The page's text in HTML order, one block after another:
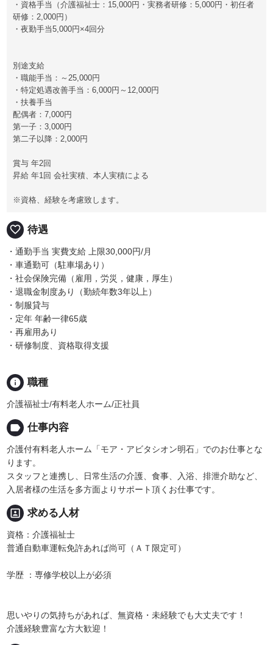
・資格手当（介護福祉士：15,000円・実務者研修：5,000円・初任者
研修：2,000円）
・夜勤手当5,000円×4回分
別途支給
・職能手当：～25,000円
・特定処遇改善手当：6,000円～12,000円
・扶養手当
配偶者：7,000円
第一子：3,000円
第二子以降：2,000円
賞与 年2回
昇給 年1回 会社実積、本人実積による
※資格、経験を考慮致します。
favorite_border 待遇
・通勤手当 実費支給 上限30,000円/月
・車通勤可（駐車場あり）
・社会保険完備（雇用，労災，健康，厚生）
・退職金制度あり（勤続年数3年以上）
・制服貸与
・定年 年齢一律65歳
・再雇用あり
・研修制度、資格取得支援
info 職種
介護福祉士/有料老人ホーム/正社員
label 仕事内容
介護付有料老人ホーム「モア・アビタシオン明石」でのお仕事とな
ります。
スタッフと連携し、日常生活の介護、食事、入浴、排泄介助など、
入居者様の生活を多方面よりサポート頂くお仕事です。
portrait 求める人材
資格：介護福祉士
普通自動車運転免許あれば尚可（ＡＴ限定可）
学歴 ：専修学校以上が必須
思いやりの気持ちがあれば、無資格・未経験でも大丈夫です！
介護経験豊富な方大歓迎！